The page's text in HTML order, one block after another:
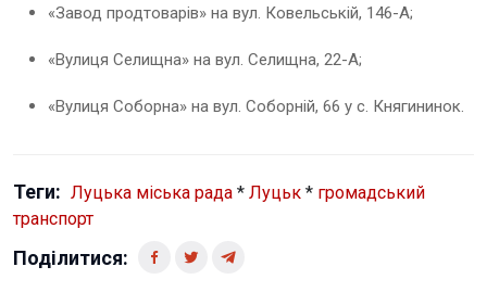
«Завод продтоварів» на вул. Ковельській, 146-А;
«Вулиця Селищна» на вул. Селищна, 22-А;
«Вулиця Соборна» на вул. Соборній, 66 у с. Княгининок.
Теги: Луцька міська рада * Луцьк * громадський
транспорт
Поділитися: